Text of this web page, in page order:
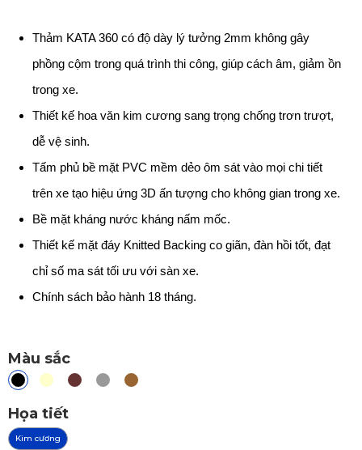
Thảm KATA 360 có độ dày lý tưởng 2mm không gây
phồng cộm trong quá trình thi công, giúp cách âm, giảm ồn
trong xe.
Thiết kế hoa văn kim cương sang trọng chống trơn trượt,
dễ vệ sinh.
Tấm phủ bề mặt PVC mềm dẻo ôm sát vào mọi chi tiết
trên xe tạo hiệu ứng 3D ấn tượng cho không gian trong xe.
Bề mặt kháng nước kháng nấm mốc.
Thiết kế mặt đáy Knitted Backing co giãn, đàn hồi tốt, đạt
chỉ số ma sát tối ưu với sàn xe.
Chính sách bảo hành 18 tháng.
Màu sắc
Họa tiết
Kim cương